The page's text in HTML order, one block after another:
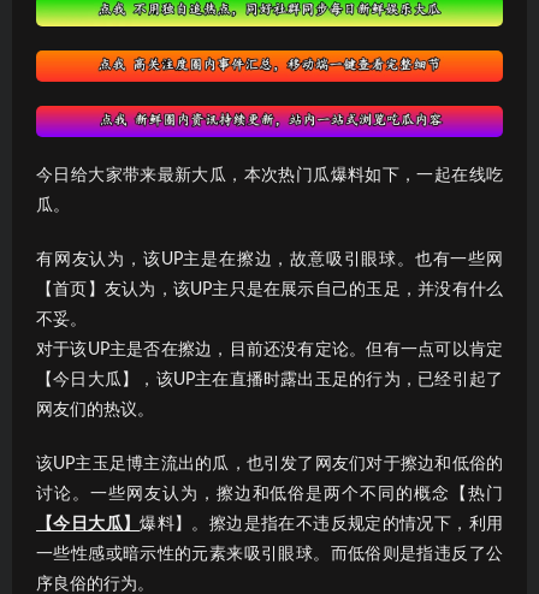
今日给大家带来最新大瓜，本次热门瓜爆料如下，一起在线吃
瓜。
有网友认为，该UP主是在擦边，故意吸引眼球。也有一些网
【首页】友认为，该UP主只是在展示自己的玉足，并没有什么
不妥。
对于该UP主是否在擦边，目前还没有定论。但有一点可以肯定
【今日大瓜】，该UP主在直播时露出玉足的行为，已经引起了
网友们的热议。
该UP主玉足博主流出的瓜，也引发了网友们对于擦边和低俗的
讨论。一些网友认为，擦边和低俗是两个不同的概念【热门
【今日大瓜】爆料】。擦边是指在不违反规定的情况下，利用
一些性感或暗示性的元素来吸引眼球。而低俗则是指违反了公
序良俗的行为。